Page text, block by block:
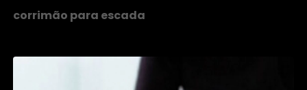
corrimão para escada